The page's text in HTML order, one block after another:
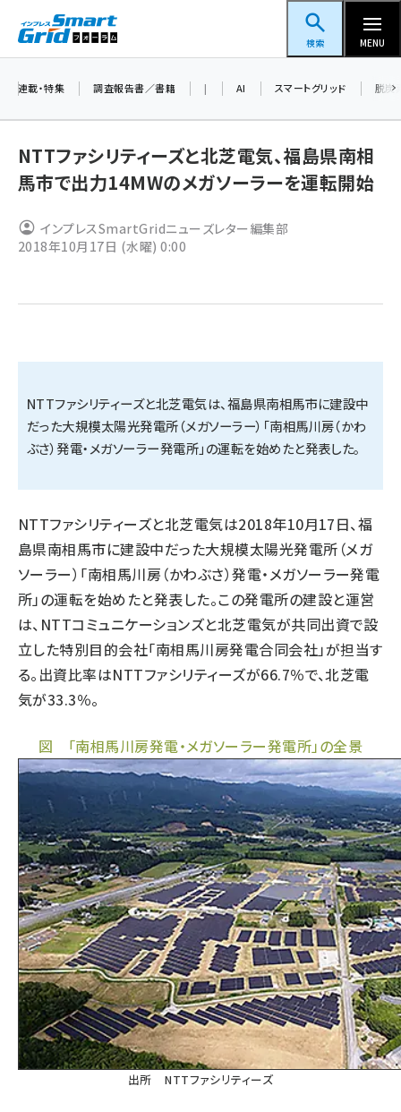
ン
スマートグリッドフォーラム
検索 MENU
新井 (344)
新井宏征 (277)
大串 (210)
aitras (176)
タンデム (140)
連載・特集 調査報告書／書籍 | AI スマートグリッド 脱炭
NTTファシリティーズと北芝電気、福島県南相
馬市で出力14MWのメガソーラーを運転開始
インプレスSmartGridニューズレター編集部
2018年10月17日 (水曜) 0:00
NTTファシリティーズと北芝電気は、福島県南相馬市に建設中
だった大規模太陽光発電所（メガソーラー）「南相馬川房（かわ
ぶさ）発電・メガソーラー発電所」の運転を始めたと発表した。
NTTファシリティーズと北芝電気は2018年10月17日、福
島県南相馬市に建設中だった大規模太陽光発電所（メガ
ソーラー）「南相馬川房（かわぶさ）発電・メガソーラー発電
所」の運転を始めたと発表した。この発電所の建設と運営
は、NTTコミュニケーションズと北芝電気が共同出資で設
立した特別目的会社「南相馬川房発電合同会社」が担当す
る。出資比率はNTTファシリティーズが66.7％で、北芝電
気が33.3％。
図 「南相馬川房発電・メガソーラー発電所」の全景
出所 NTTファシリティーズ